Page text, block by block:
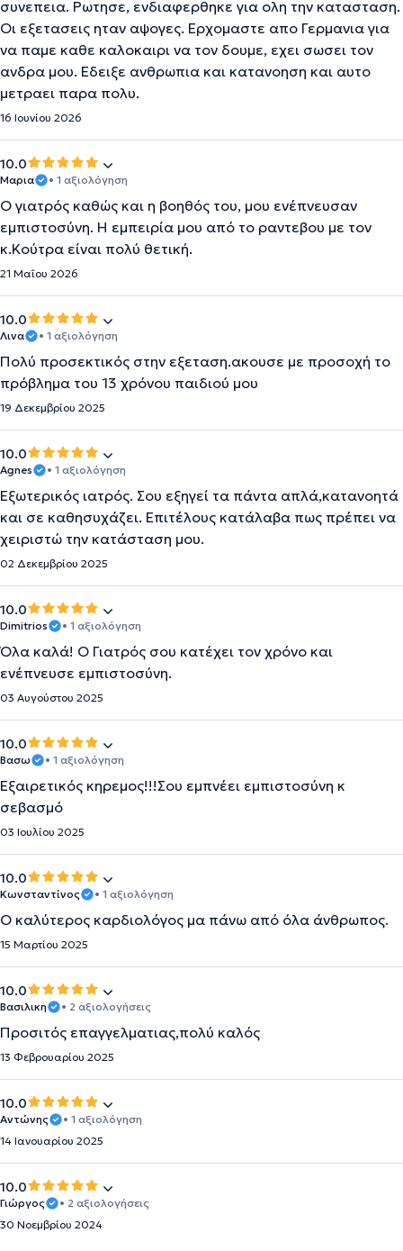
συνεπεια. Ρωτησε, ενδιαφερθηκε για ολη την κατασταση.
Οι εξετασεις ηταν αψογες. Ερχομαστε απο Γερμανια για
να παμε καθε καλοκαιρι να τον δουμε, εχει σωσει τον
ανδρα μου. Εδειξε ανθρωπια και κατανοηση και αυτο
μετραει παρα πολυ.
16 Ιουνίου 2026
10.0
Μαρια • 1 αξιολόγηση
Ο γιατρός καθώς και η βοηθός του, μου ενέπνευσαν
εμπιστοσύνη. Η εμπειρία μου από το ραντεβου με τον
κ.Κούτρα είναι πολύ θετική.
21 Μαΐου 2026
10.0
Λινα • 1 αξιολόγηση
Πολύ προσεκτικός στην εξεταση.ακουσε με προσοχή το
πρόβλημα του 13 χρόνου παιδιού μου
19 Δεκεμβρίου 2025
10.0
Agnes • 1 αξιολόγηση
Εξωτερικός ιατρός. Σου εξηγεί τα πάντα απλά,κατανοητά
και σε καθησυχάζει. Επιτέλους κατάλαβα πως πρέπει να
χειριστώ την κατάσταση μου.
02 Δεκεμβρίου 2025
10.0
Dimitrios • 1 αξιολόγηση
Όλα καλά! Ο Γιατρός σου κατέχει τον χρόνο και
ενέπνευσε εμπιστοσύνη.
03 Αυγούστου 2025
10.0
Βασω • 1 αξιολόγηση
Εξαιρετικός κηρεμος!!!Σου εμπνέει εμπιστοσύνη κ
σεβασμό
03 Ιουλίου 2025
10.0
Κωνσταντίνος • 1 αξιολόγηση
Ο καλύτερος καρδιολόγος μα πάνω από όλα άνθρωπος.
15 Μαρτίου 2025
10.0
Βασιλικη • 2 αξιολογήσεις
Προσιτός επαγγελματιας,πολύ καλός
13 Φεβρουαρίου 2025
10.0
Αντώνης
• 1 αξιολόγηση
14 Ιανουαρίου 2025
10.0
Γιώργος
• 2 αξιολογήσεις
30 Νοεμβρίου 2024